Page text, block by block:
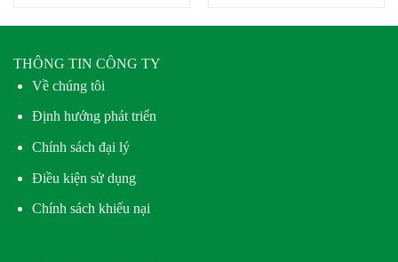
THÔNG TIN CÔNG TY
Về chúng tôi
Định hướng phát triển
Chính sách đại lý
Điều kiện sử dụng
Chính sách khiếu nại